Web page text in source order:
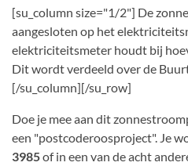
[su_column size="1/2"] De
aangesloten op het
elektriciteitsmeter houdt bij
Dit wordt verdeeld over de
[/su_column][/su_row]
Doe je mee aan dit
een "postcoderoosproject". Je
3985of in een van de acht